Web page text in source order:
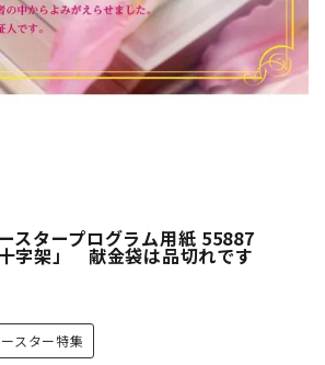
ースタープログラム用紙 55887
十字架」 献金袋は品切れです
スター特集